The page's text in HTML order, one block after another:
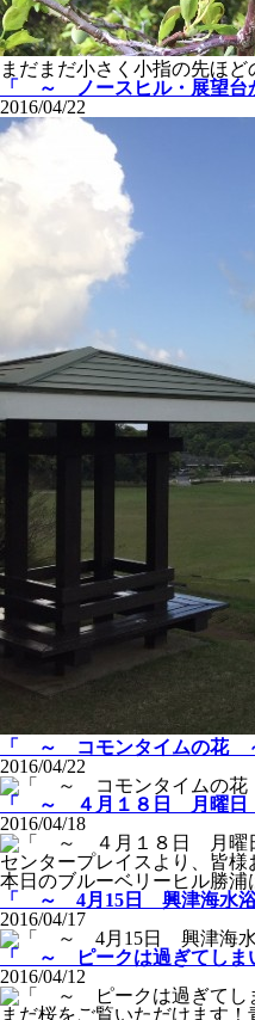
まだまだ小さく小指の先ほど
「 ～ ノースヒル・展望
2016/04/22
「 ～ コモンタイムの花
2016/04/22
「 ～ ４月１８日 月曜
2016/04/18
センタープレイスより、皆様
本日のブルーベリーヒル勝浦
「 ～ 4月15日 興津海水
2016/04/17
「 ～ ピークは過ぎてし
2016/04/12
まだ桜をご覧いただけます